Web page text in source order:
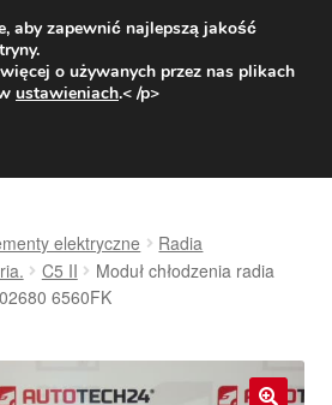
od 31 zł
16:00800 003 167
elektryczne
Radia
C5 II
Moduł chłodzenia radia
6560FK
aby zapewnić najlepszą jakość
o używanych przez nas plikach
ustawieniach.< /p>